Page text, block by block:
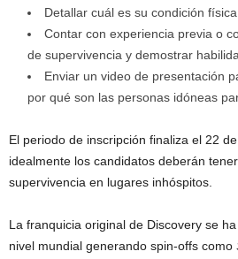
Detallar cuál es su condición física
Contar con experiencia previa o
de supervivencia y demostrar
Enviar un video de presentación
por qué son las personas idóneas
El periodo de inscripción finaliza el 22
idealmente los candidatos deberán
supervivencia en lugares inhóspitos.
La franquicia original de Discovery se
nivel mundial generando spin-offs como